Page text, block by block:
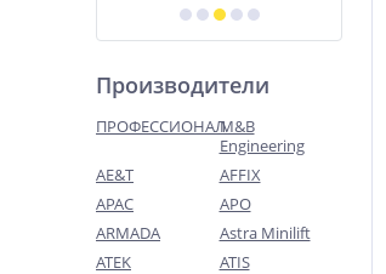
Производители
ПРОФЕССИОНАЛM&B
Engineering
AE&T
AFFIX
APAC
APO
ARMADA
Astra Minilift
ATEK
ATIS